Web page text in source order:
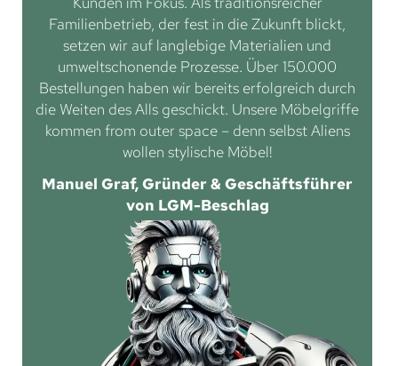
Familienbetrieb, der fest in die Zukunft blickt,
setzen wir auf langlebige Materialien und
umweltschonende Prozesse. Über 150.000
Bestellungen haben wir bereits erfolgreich durch
die Weiten des Alls geschickt. Unsere Möbelgriffe
kommen from outer space – denn selbst Aliens
wollen stylische Möbel!
Manuel Graf, Gründer & Geschäftsführer
von LGM-Beschlag